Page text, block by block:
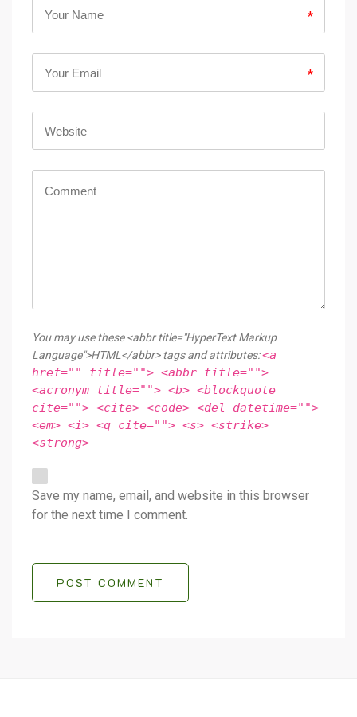
*
*
You may use these <abbr title="HyperText Markup
Language">HTML</abbr> tags and attributes:<a
href="" title=""> <abbr title="">
<acronym title=""> <b> <blockquote
cite=""> <cite> <code> <del datetime="">
<em> <i> <q cite=""> <s> <strike>
<strong>
Save my name, email, and website in this browser
for the next time I comment.
POST COMMENT